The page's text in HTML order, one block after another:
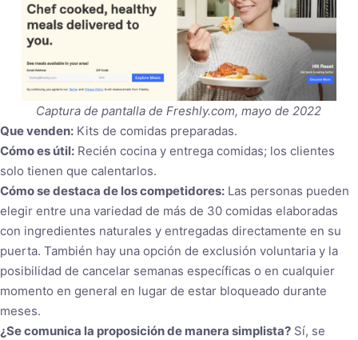
Captura de pantalla de Freshly.com, mayo de 2022
Que venden: Kits de comidas preparadas.
Cómo es útil: Recién cocina y entrega comidas; los clientes
solo tienen que calentarlos.
Cómo se destaca de los competidores: Las personas pueden
elegir entre una variedad de más de 30 comidas elaboradas
con ingredientes naturales y entregadas directamente en su
puerta. También hay una opción de exclusión voluntaria y la
posibilidad de cancelar semanas específicas o en cualquier
momento en general en lugar de estar bloqueado durante
meses.
¿Se comunica la proposición de manera simplista? Sí, se